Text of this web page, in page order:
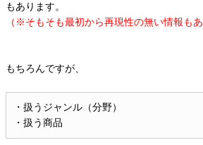
もあります。
（※そもそも最初から再現性の無い情報もあ
もちろんですが、
・扱うジャンル（分野）
・扱う商品